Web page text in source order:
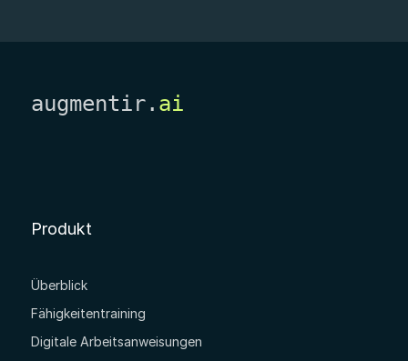
augmentir. ai
Produkt
Überblick
Fähigkeitentraining
Digitale Arbeitsanweisungen